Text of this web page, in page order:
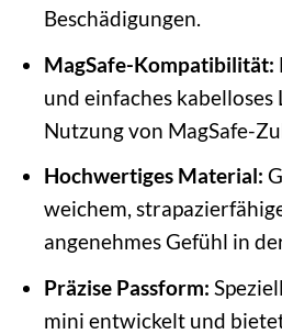
Beschädigungen.
MagSafe-Kompatibilität:
und einfaches kabelloses
Nutzung von MagSafe-
Hochwertiges Material:
weichem,
angenehmes Gefühl in
Präzise Passform:
mini entwickelt und